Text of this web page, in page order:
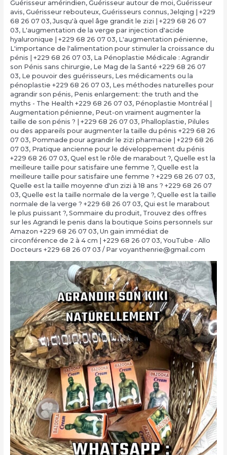
Guérisseur amérindien, Guérisseur autour de moi, Guérisseur
avis, Guérisseur rebouteux, Guérisseurs connus, Jelqing | +229
68 26 07 03, Jusqu'à quel âge grandit le zizi | +229 68 26 07
03, L'augmentation de la verge par injection d'acide
hyaluronique | +229 68 26 07 03, L'augmentation pénienne,
L'importance de l'alimentation pour stimuler la croissance du
pénis | +229 68 26 07 03, La Pénoplastie Médicale : Agrandir
son Pénis sans chirurgie, Le Mag de la Santé +229 68 26 07
03, Le pouvoir des guérisseurs, Les médicaments ou la
pénoplastie +229 68 26 07 03, Les méthodes naturelles pour
agrandir son pénis, Penis enlargement: the truth and the
myths - The Health +229 68 26 07 03, Pénoplastie Montréal |
Augmentation pénienne, Peut-on vraiment augmenter la
taille de son pénis ? | +229 68 26 07 03, Phalloplastie, Pilules
ou des appareils pour augmenter la taille du pénis +229 68 26
07 03, Pommade pour agrandir le zizi pharmacie | +229 68 26
07 03, Pratique ancienne pour le développement du pénis
+229 68 26 07 03, Quel est le rôle de marabout ?, Quelle est la
meilleure taille pour satisfaire une femme ?, Quelle est la
meilleure taille pour satisfaire une femme ? +229 68 26 07 03,
Quelle est la taille moyenne d'un zizi à 18 ans ? +229 68 26 07
03, Quelle est la taille normale de la verge ?, Quelle est la taille
normale de la verge ? +229 68 26 07 03, Qui est le marabout
le plus puissant ?, Sommaire du produit, Trouvez des offres
sur les Agrandi le penis dans la boutique Soins personnels sur
Amazon +229 68 26 07 03, Un gain immédiat de
circonférence de 2 à 4 cm | +229 68 26 07 03, YouTube · Allo
Docteurs +229 68 26 07 03 / Par voyanthenrie@gmail.com